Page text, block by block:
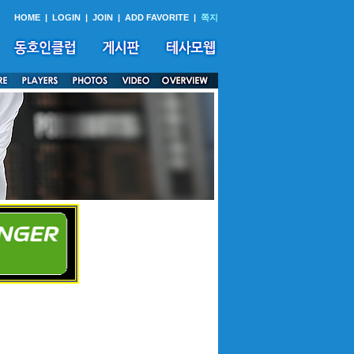
HOME | LOGIN | JOIN | ADD FAVORITE | 쪽지